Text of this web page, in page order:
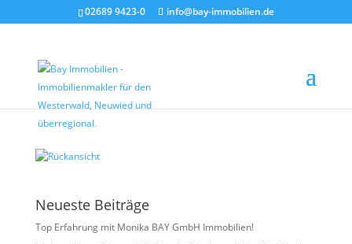
02689 9423-0 info@bay-immobilien.de
Rückansicht
vonChristian Bay|Dez. 1, 2025
Neueste Beiträge
Top Erfahrung mit Monika BAY GmbH Immobilien!